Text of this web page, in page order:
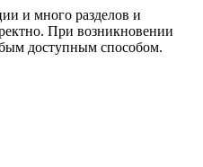
и много разделов и
При возникновении
доступным способом.